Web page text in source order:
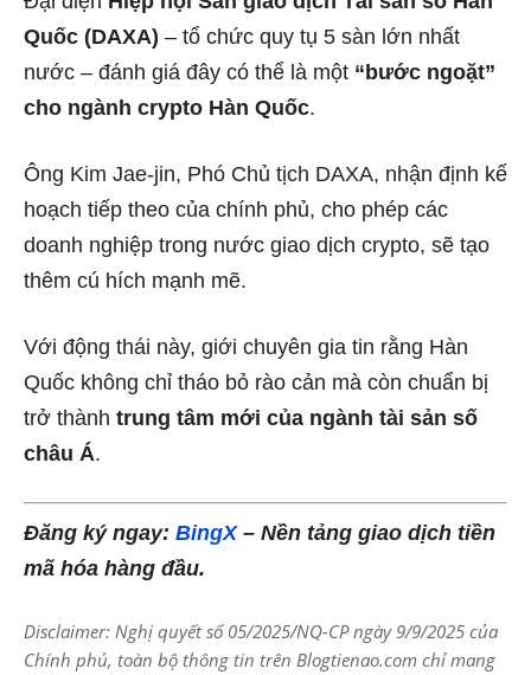
Quốc (DAXA) – tổ chức quy tụ 5 sàn lớn nhất
nước – đánh giá đây có thể là một “bước ngoặt”
cho ngành crypto Hàn Quốc.
Ông Kim Jae-jin, Phó Chủ tịch DAXA, nhận định kế
hoạch tiếp theo của chính phủ, cho phép các
doanh nghiệp trong nước giao dịch crypto, sẽ tạo
thêm cú hích mạnh mẽ.
Với động thái này, giới chuyên gia tin rằng Hàn
Quốc không chỉ tháo bỏ rào cản mà còn chuẩn bị
trở thành trung tâm mới của ngành tài sản số
châu Á.
Đăng ký ngay: BingX– Nền tảng giao dịch tiền
mã hóa hàng đầu.
Disclaimer: Nghị quyết số 05/2025/NQ-CP ngày 9/9/2025 của
Chính phủ, toàn bộ thông tin trên Blogtienao.com chỉ mang